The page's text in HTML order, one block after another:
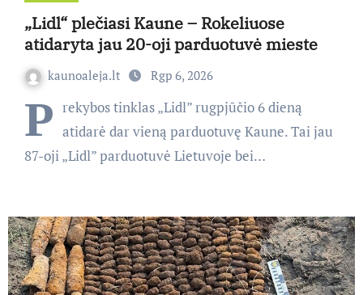
„Lidl“ plečiasi Kaune – Rokeliuose
atidaryta jau 20-oji parduotuvė mieste
kaunoaleja.lt Rgp 6, 2026
P rekybos tinklas „Lidl” rugpjūčio 6 dieną
atidarė dar vieną parduotuvę Kaune. Tai jau
87-oji „Lidl” parduotuvė Lietuvoje bei…